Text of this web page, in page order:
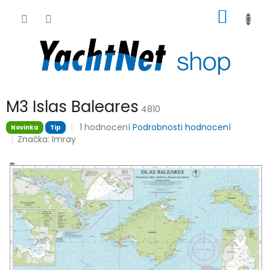
KOŠÍK
M3 Islas Baleares 4810
Novinka Tip
Průměrné
5,0
z
5
hvězdiček.
1 hodnocení Podrobnosti hodnocení
Značka:Imray